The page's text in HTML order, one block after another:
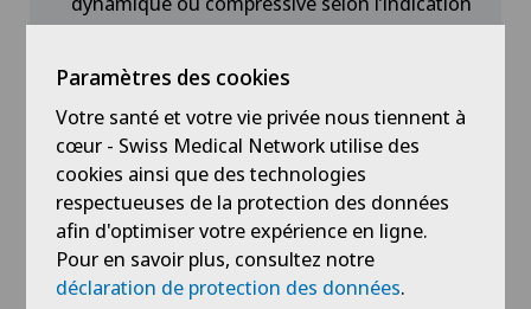
préservant la biomécanique de la main
Paramètres des cookies
Votre santé et votre vie privée nous tiennent à
cœur - Swiss Medical Network utilise des
cookies ainsi que des technologies
respectueuses de la protection des données
afin d'optimiser votre expérience en ligne.
Pour en savoir plus, consultez notre
déclaration de protection des données.